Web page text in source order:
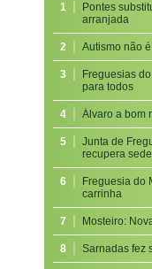
1
Pontes
arranjada
2 Autismo não
3
Freguesias
para todos
4 Álvaro a bom
5
Junta de
recupera sede
6
Freguesia do
carrinha
7 Mosteiro:
8 Sarnadas fez